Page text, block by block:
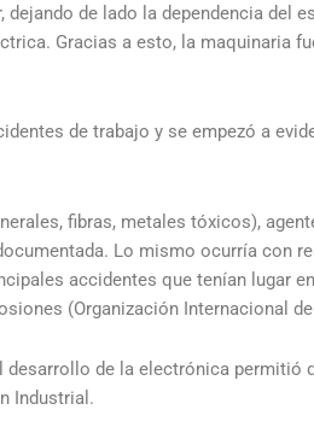
de lado la dependencia del
Gracias a esto, la maquinaria
de trabajo y se empezó a
fibras, metales tóxicos),
Lo mismo ocurría con
accidentes que tenían lugar
(Organización Internacional
de la electrónica permitió
Industrial.